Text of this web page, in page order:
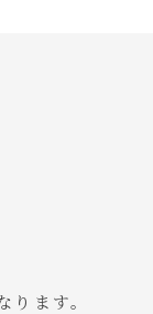
ます。